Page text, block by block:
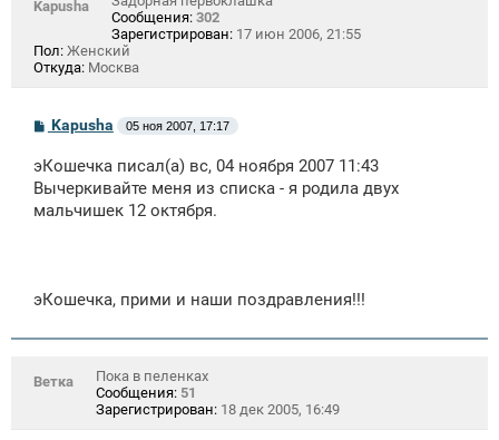
Kapusha
Сообщения: 302
Зарегистрирован: 17 июн 2006, 21:55
Пол: Женский
Откуда: Москва
С
б
щ
н
Kapusha 05 ноя 2007, 17:17
эКошечка писал(а) вс, 04 ноября 2007 11:43
Вычеркивайте меня из списка - я родила двух
мальчишек 12 октября.
эКошечка, прими и наши поздравления!!!
Ветка
Пока в пеленках
Сообщения: 51
Зарегистрирован: 18 дек 2005, 16:49